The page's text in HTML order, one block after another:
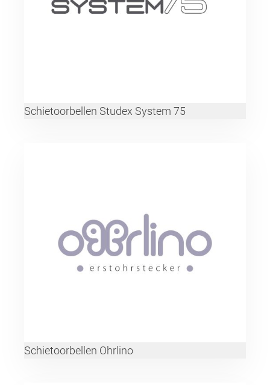
Schietoorbellen Studex System 75
Schietoorbellen Ohrlino